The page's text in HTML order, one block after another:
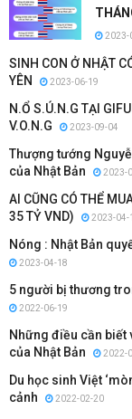
2023-
SINH CON Ở NHẬT
YÊN
2023-06-19
N.Ổ S.Ú.N.G TẠI
V.O.N.G
2023-09-04
Thượng tướng
của Nhật Bản
2023-
AI CŨNG CÓ THỂ
35 TỶ VND)
2023-04-
Nóng : Nhật Bản
2023-04-18
5 người bị thương
2022-06-19
Những điều cần biết
của Nhật Bản
2022-
Du học sinh Việt
cảnh
2022-02-20